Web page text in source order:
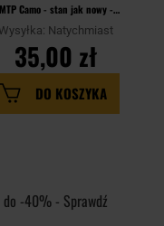
MTP Camo - stan jak nowy -
Demobil
Wysyłka: Natychmiast
35,00 zł
DO KOSZYKA